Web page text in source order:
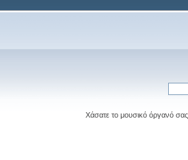
Χάσατε το μουσικό όργανό